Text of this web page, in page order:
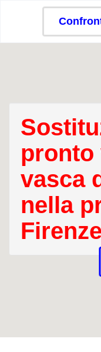
pronto
vasca
nella